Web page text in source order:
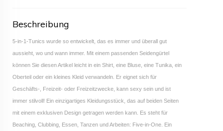
Beschreibung
5-in-1-Tunics wurde so entwickelt, das es immer und überall gut
aussieht, wo und wann immer. Mit einem passenden Seidengürtel
können Sie diesen Artikel leicht in ein Shirt, eine Bluse, eine Tunika, ein
Oberteil oder ein kleines Kleid verwandeln. Er eignet sich für
Geschäfts-, Freizeit- oder Freizeitzwecke, kann sexy sein und ist
immer stilvoll! Ein einzigartiges Kleidungsstück, das auf beiden Seiten
mit einem exklusiven Design getragen werden kann. Es steht für
Beaching, Clubbing, Essen, Tanzen und Arbeiten: Five-in-One. Ein